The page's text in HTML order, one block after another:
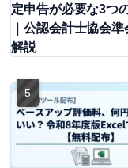
定申告が必要な3つ
｜公認会計士協会
解説